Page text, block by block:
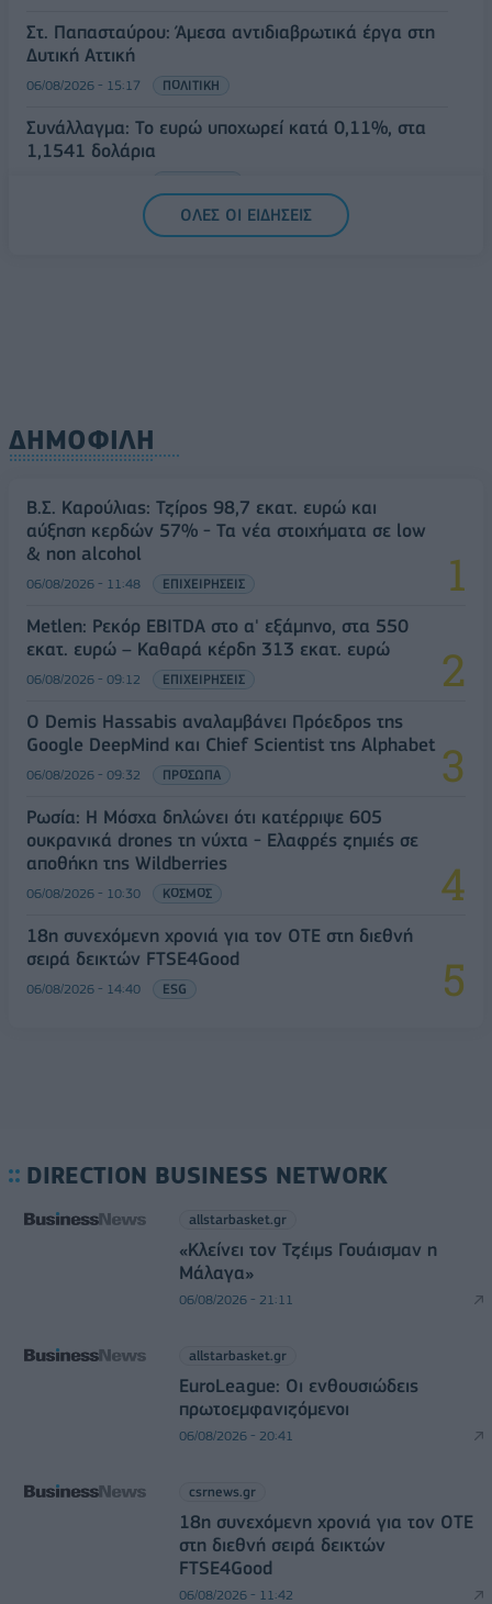
Στ. Παπασταύρου: Άμεσα αντιδιαβρωτικά έργα στη
Δυτική Αττική
06/08/2026 - 15:17 ΠΟΛΙΤΙΚΗ
Συνάλλαγμα: Το ευρώ υποχωρεί κατά 0,11%, στα
1,1541 δολάρια
ΟΛΕΣ ΟΙ ΕΙΔΗΣΕΙΣ
ΔΗΜΟΦΙΛΗ
Β.Σ. Καρούλιας: Τζίρος 98,7 εκατ. ευρώ και
αύξηση κερδών 57% - Τα νέα στοιχήματα σε low
& non alcohol
06/08/2026 - 11:48 ΕΠΙΧΕΙΡΗΣΕΙΣ
Metlen: Ρεκόρ EBITDA στο α' εξάμηνο, στα 550
εκατ. ευρώ – Καθαρά κέρδη 313 εκατ. ευρώ
06/08/2026 - 09:12 ΕΠΙΧΕΙΡΗΣΕΙΣ
Ο Demis Hassabis αναλαμβάνει Πρόεδρος της
Google DeepMind και Chief Scientist της Alphabet
06/08/2026 - 09:32 ΠΡΟΣΩΠΑ
Ρωσία: Η Μόσχα δηλώνει ότι κατέρριψε 605
ουκρανικά drones τη νύχτα - Ελαφρές ζημιές σε
αποθήκη της Wildberries
06/08/2026 - 10:30 ΚΟΣΜΟΣ
18η συνεχόμενη χρονιά για τον ΟΤΕ στη διεθνή
σειρά δεικτών FTSE4Good
06/08/2026 - 14:40 ESG
DIRECTION BUSINESS NETWORK
allstarbasket.gr
«Κλείνει τον Τζέιμς Γουάισμαν η
Μάλαγα»
06/08/2026 - 21:11
allstarbasket.gr
EuroLeague: Οι ενθουσιώδεις
πρωτοεμφανιζόμενοι
06/08/2026 - 20:41
csrnews.gr
18η συνεχόμενη χρονιά για τον ΟΤΕ
στη διεθνή σειρά δεικτών
FTSE4Good
06/08/2026 - 11:42